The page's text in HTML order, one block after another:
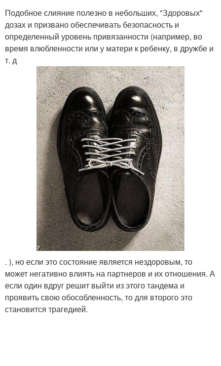
Подобное слияние полезно в небольших, "Здоровых"
дозах и призвано обеспечивать безопасность и
определенный уровень привязанности (например, во
время влюбленности или у матери к ребенку, в дружбе и
т. д
. ), но если это состояние является нездоровым, то
может негативно влиять на партнеров и их отношения. А
если один вдруг решит выйти из этого тандема и
проявить свою обособленность, то для второго это
становится трагедией.